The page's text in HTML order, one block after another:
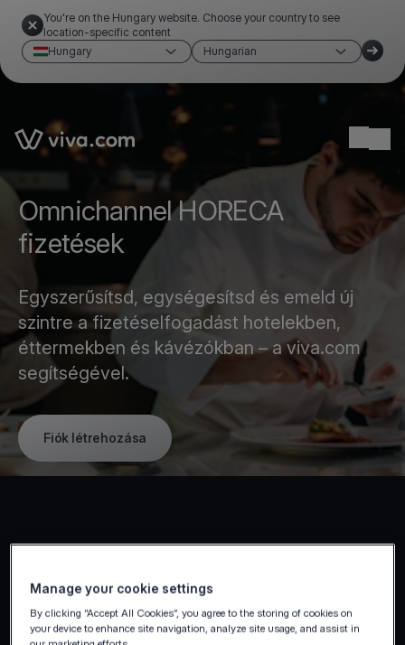
You're on the Hungary website. Choose your country to see
location-specific content
Hungary
Hungarian
Link to the homepage
Omnichannel HORECA
fizetések
Egyszerűsítsd, egységesítsd és emeld új
szintre a fizetéselfogadást hotelekben,
éttermekben és kávézókban – a viva.com
segítségével.
Fiók létrehozása
Manage your cookie settings
By clicking “Accept All Cookies”, you agree to the storing of cookies on
your device to enhance site navigation, analyze site usage, and assist in